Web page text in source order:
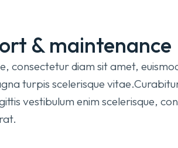
& maintenance
consectetur diam sit amet,
turpis scelerisque
vestibulum enim scelerisque,